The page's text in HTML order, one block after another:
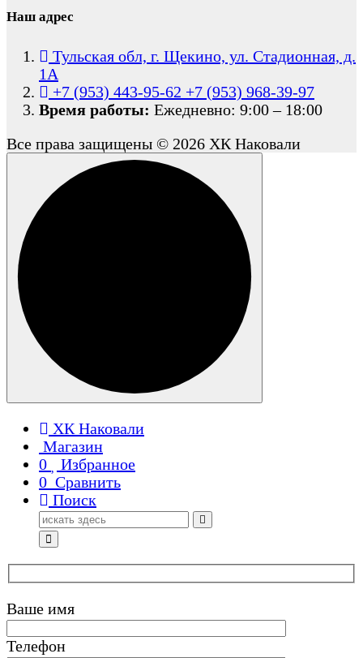
Наш адрес
Тульская обл, г. Щекино, ул. Стадионная, д.
1А
+7 (953) 443-95-62 +7 (953) 968-39-97
Время работы: Ежедневно: 9:00 – 18:00
Все права защищены © 2026 ХК Наковали
ХК Наковали
Магазин
0
Избранное
0 Сравнить
Поиск
Поиск
для:
Ваше имя
Телефон